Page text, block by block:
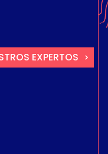
EXPERTOS